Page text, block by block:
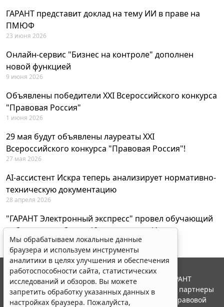
ГАРАНТ представит доклад на тему ИИ в праве на
ПМЮФ
23 июня 2026
Онлайн-сервис "Бизнес на контроле" дополнен
новой функцией
9 июня 2026
Объявлены победители XXI Всероссийского конкурса
"Правовая Россия"
1 июня 2026
29 мая будут объявлены лауреаты XXI
Всероссийского конкурса "Правовая Россия"!
27 мая 2026
AI-ассистент Искра теперь анализирует нормативно-
техническую документацию
28 апреля 2026
"ГАРАНТ Электронный экспресс" провел обучающий
вебинар по работе с AI-ассистентом Искра
23 апреля 2026
Мы обрабатываем локальные данные
браузера и используем инструменты
аналитики в целях улучшения и обеспечения
работоспособности сайта, статистических
исследований и обзоров. Вы можете
запретить обработку указанных данных в
настройках браузера. Пожалуйста,
© ООО "НПП "ГАРАНТ-СЕРВИС", 2026. Система ГАРАНТ
выпускается с 1990 года. Компания "Гарант" и ее партнеры
являются участниками Российской ассоциации правовой